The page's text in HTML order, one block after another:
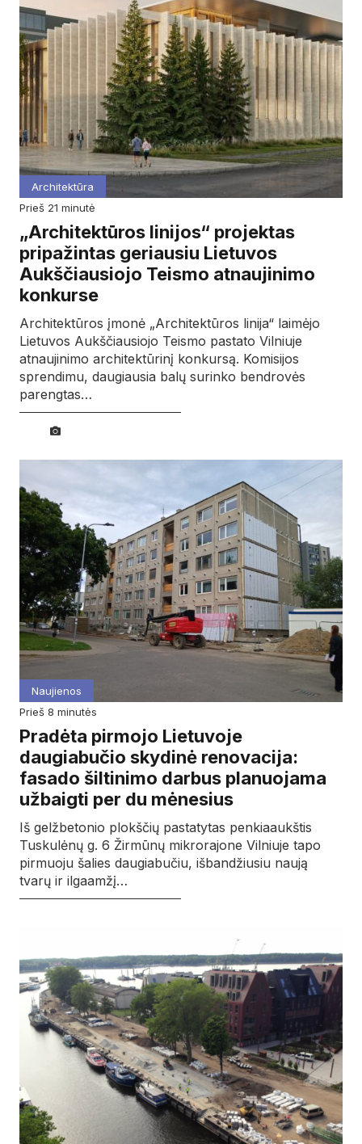
Architektūra
prieš 21 minutė
„Architektūros linijos“ projektas
pripažintas geriausiu Lietuvos
Aukščiausiojo Teismo atnaujinimo
konkurse
Architektūros įmonė „Architektūros linija“ laimėjo
Lietuvos Aukščiausiojo Teismo pastato Vilniuje
atnaujinimo architektūrinį konkursą. Komisijos
sprendimu, daugiausia balų surinko bendrovės
parengtas…
Naujienos
prieš 8 minutės
Pradėta pirmojo Lietuvoje
daugiabučio skydinė renovacija:
fasado šiltinimo darbus planuojama
užbaigti per du mėnesius
Iš gelžbetonio plokščių pastatytas penkiaaukštis
Tuskulėnų g. 6 Žirmūnų mikrorajone Vilniuje tapo
pirmuoju šalies daugiabučiu, išbandžiusiu naują
tvarų ir ilgaamžį…